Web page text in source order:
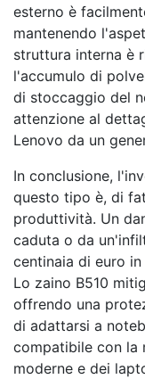
esterno è
mantenendo
struttura interna è
l'accumulo di
di stoccaggio del
attenzione al
Lenovo da un
In conclusione,
questo tipo è, di
produttività. Un
caduta o da
centinaia di euro
Lo zaino B510
offrendo una
di adattarsi a
compatibile con la
moderne e dei